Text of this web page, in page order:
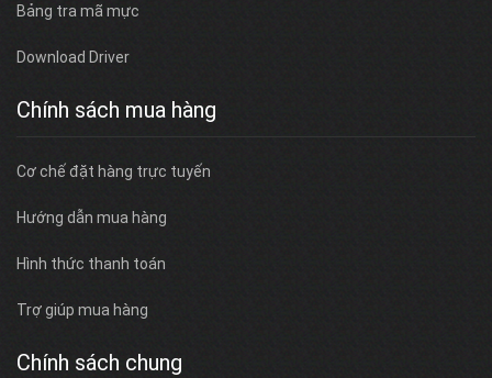
Bảng tra mã mực
Download Driver
Chính sách mua hàng
Cơ chế đặt hàng trực tuyến
Hướng dẫn mua hàng
Hình thức thanh toán
Trợ giúp mua hàng
Chính sách chung